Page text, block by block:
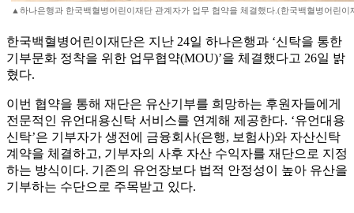
▲하나은행과 한국백혈병어린이재단 관계자가 업무 협약을 체결했다.(한국백혈병어린이
한국백혈병어린이재단은 지난 24일 하나은행과 ‘신탁을 통한
기부문화 정착을 위한 업무협약(MOU)’을 체결했다고 26일 밝
혔다.
이번 협약을 통해 재단은 유산기부를 희망하는 후원자들에게
전문적인 유언대용신탁 서비스를 연계해 제공한다. ‘유언대용
신탁’은 기부자가 생전에 금융회사(은행, 보험사)와 자산신탁
계약을 체결하고, 기부자의 사후 자산 수익자를 재단으로 지정
하는 방식이다. 기존의 유언장보다 법적 안정성이 높아 유산을
기부하는 수단으로 주목받고 있다.